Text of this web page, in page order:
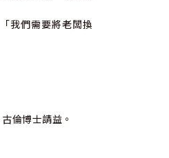
我們需要將老闆換
倫博士請益。